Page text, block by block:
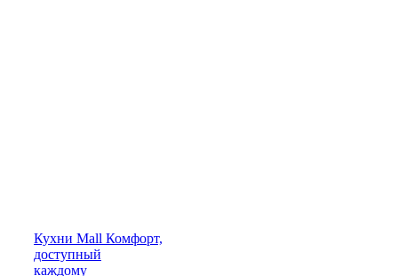
Кухни Mall Комфорт,
доступный
каждому